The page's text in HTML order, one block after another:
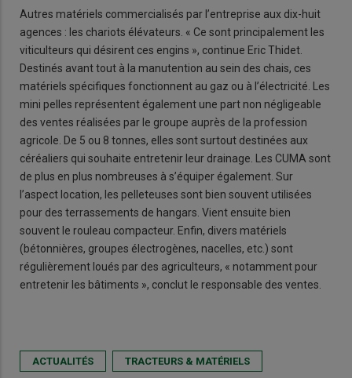
Autres matériels commercialisés par l’entreprise aux dix-huit
agences : les chariots élévateurs. « Ce sont principalement les
viticulteurs qui désirent ces engins », continue Eric Thidet.
Destinés avant tout à la manutention au sein des chais, ces
matériels spécifiques fonctionnent au gaz ou à l’électricité. Les
mini pelles représentent également une part non négligeable
des ventes réalisées par le groupe auprès de la profession
agricole. De 5 ou 8 tonnes, elles sont surtout destinées aux
céréaliers qui souhaite entretenir leur drainage. Les CUMA sont
de plus en plus nombreuses à s’équiper également. Sur
l’aspect location, les pelleteuses sont bien souvent utilisées
pour des terrassements de hangars. Vient ensuite bien
souvent le rouleau compacteur. Enfin, divers matériels
(bétonnières, groupes électrogènes, nacelles, etc.) sont
régulièrement loués par des agriculteurs, « notamment pour
entretenir les bâtiments », conclut le responsable des ventes.
ACTUALITÉS TRACTEURS & MATÉRIELS